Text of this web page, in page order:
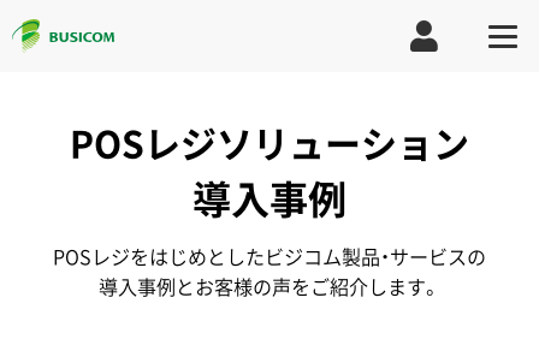
POSレジソリューション
導入事例
POSレジをはじめとしたビジコム製品・サービスの
導入事例とお客様の声をご紹介します。